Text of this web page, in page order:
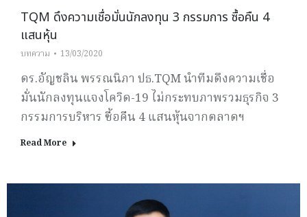
TQM ดึงความเชื่อมั่นนักลงทุน 3 กรรมการ ซื้อคืน 4
แสนหุ้น
บทความ 13/03/2020
ดร.อัญชลิน พรรณนิภา ปธ.TQM นำทีมดึงความเชื่อ
มั่นนักลงทุนแจงโควิด-19 ไม่กระทบภาพรวมธุรกิจ 3
กรรมการบริหาร ซื้อคืน 4 แสนหุ้นจากตลาดฯ
Read More